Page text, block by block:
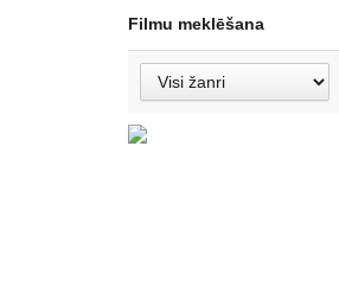
Filmu meklēšana